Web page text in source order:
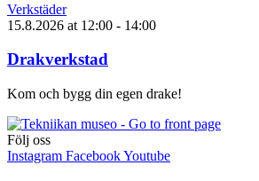
Verkstäder
15.8.2026 at 12:00 - 14:00
Drakverkstad
Kom och bygg din egen drake!
Följ oss
Instagram FacebookYoutube